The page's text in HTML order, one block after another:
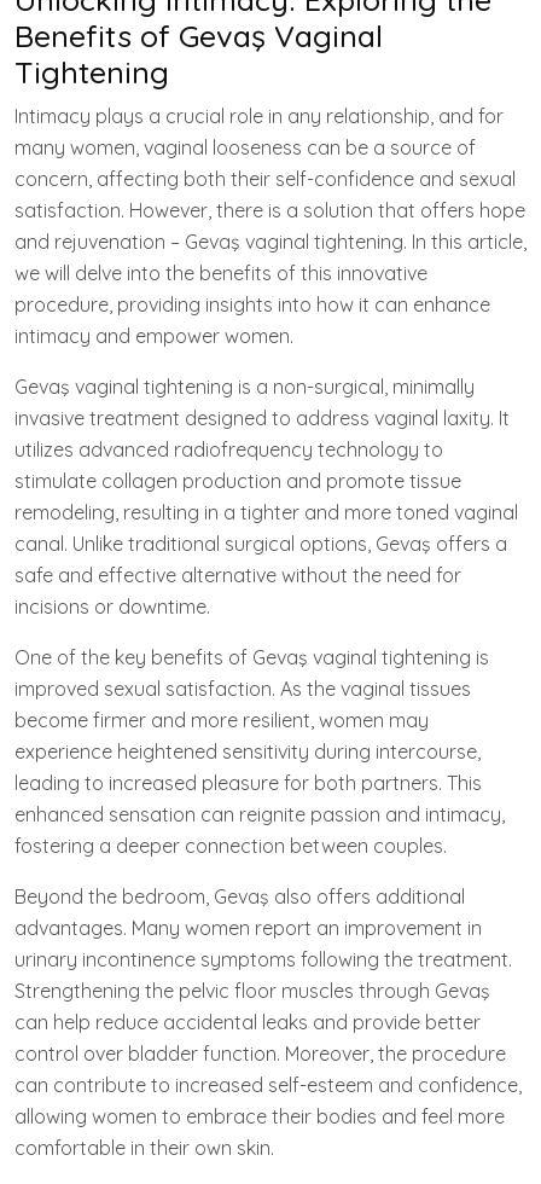
Benefits of Gevaş Vaginal
Tightening
Intimacy plays a crucial role in any relationship, and for
many women, vaginal looseness can be a source of
concern, affecting both their self-confidence and sexual
satisfaction. However, there is a solution that offers hope
and rejuvenation – Gevaş vaginal tightening. In this article,
we will delve into the benefits of this innovative
procedure, providing insights into how it can enhance
intimacy and empower women.
Gevaş vaginal tightening is a non-surgical, minimally
invasive treatment designed to address vaginal laxity. It
utilizes advanced radiofrequency technology to
stimulate collagen production and promote tissue
remodeling, resulting in a tighter and more toned vaginal
canal. Unlike traditional surgical options, Gevaş offers a
safe and effective alternative without the need for
incisions or downtime.
One of the key benefits of Gevaş vaginal tightening is
improved sexual satisfaction. As the vaginal tissues
become firmer and more resilient, women may
experience heightened sensitivity during intercourse,
leading to increased pleasure for both partners. This
enhanced sensation can reignite passion and intimacy,
fostering a deeper connection between couples.
Beyond the bedroom, Gevaş also offers additional
advantages. Many women report an improvement in
urinary incontinence symptoms following the treatment.
Strengthening the pelvic floor muscles through Gevaş
can help reduce accidental leaks and provide better
control over bladder function. Moreover, the procedure
can contribute to increased self-esteem and confidence,
allowing women to embrace their bodies and feel more
comfortable in their own skin.